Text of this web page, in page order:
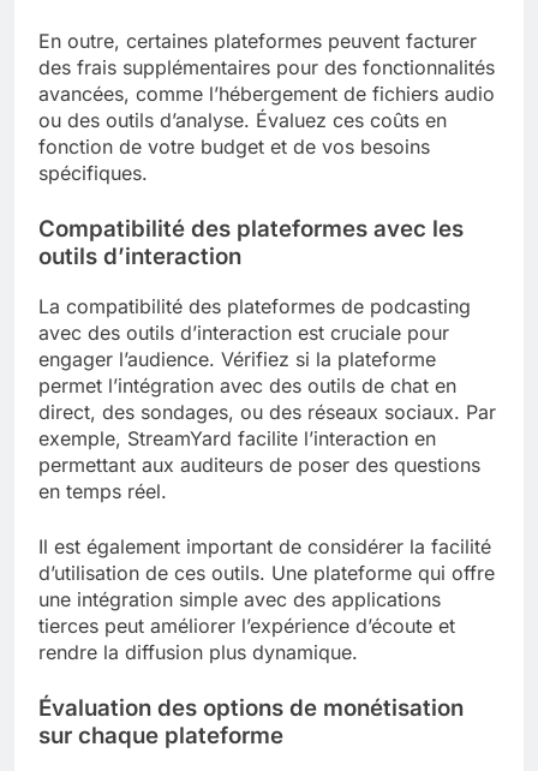
En outre, certaines plateformes peuvent facturer
des frais supplémentaires pour des fonctionnalités
avancées, comme l’hébergement de fichiers audio
ou des outils d’analyse. Évaluez ces coûts en
fonction de votre budget et de vos besoins
spécifiques.
Compatibilité des plateformes avec les
outils d’interaction
La compatibilité des plateformes de podcasting
avec des outils d’interaction est cruciale pour
engager l’audience. Vérifiez si la plateforme
permet l’intégration avec des outils de chat en
direct, des sondages, ou des réseaux sociaux. Par
exemple, StreamYard facilite l’interaction en
permettant aux auditeurs de poser des questions
en temps réel.
Il est également important de considérer la facilité
d’utilisation de ces outils. Une plateforme qui offre
une intégration simple avec des applications
tierces peut améliorer l’expérience d’écoute et
rendre la diffusion plus dynamique.
Évaluation des options de monétisation
sur chaque plateforme